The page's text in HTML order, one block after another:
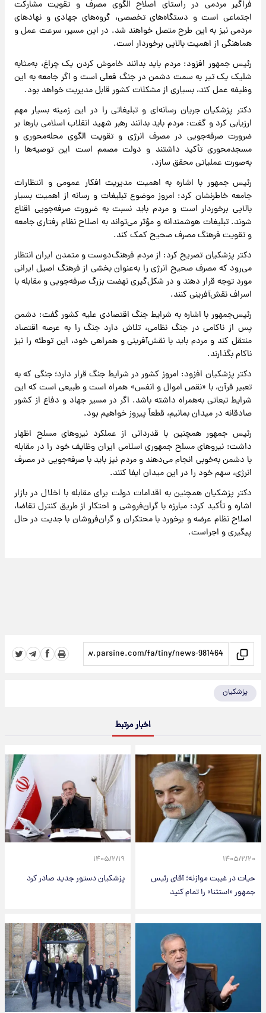
فراگیر مردمی در راستای اصلاح الگوی مصرف و تقویت مشارکت
اجتماعی است و دستگاه‌های تخصصی، گروه‌های جهادی و نهادهای
مردمی نیز به این طرح متصل خواهند شد. در این مسیر، سرعت عمل و
هماهنگی از اهمیت بالایی برخوردار است.
رئیس جمهور افزود: مردم باید بدانند خاموش کردن یک چراغ، به‌مثابه
شلیک یک تیر به سمت دشمن در جنگ فعلی است و اگر جامعه به این
وظیفه عمل کند، بسیاری از مشکلات کشور قابل مدیریت خواهد بود.
دکتر پزشکیان جریان رسانه‌ای و تبلیغاتی را در این زمینه بسیار مهم
ارزیابی کرد و گفت: مردم باید بدانند رهبر شهید انقلاب اسلامی بارها بر
ضرورت صرفه‌جویی در مصرف انرژی و تقویت الگوی محله‌محوری و
مسجد‌محوری تأکید داشتند و دولت مصمم است این توصیه‌ها را
به‌صورت عملیاتی محقق سازد.
رئیس جمهور با اشاره به اهمیت مدیریت افکار عمومی و انتظارات
جامعه خاطرنشان کرد: امروز موضوع تبلیغات و رسانه از اهمیت بسیار
بالایی برخوردار است و مردم باید نسبت به ضرورت صرفه‌جویی اقناع
شوند. تبلیغات هوشمندانه و مؤثر می‌تواند به اصلاح نظام رفتاری جامعه
و تقویت فرهنگ مصرف صحیح کمک کند.
دکتر پزشکیان تصریح کرد: از مردم فرهنگ‌دوست و متمدن ایران انتظار
می‌رود که مصرف صحیح انرژی را به‌عنوان بخشی از فرهنگ اصیل ایرانی
مورد توجه قرار دهند و در شکل‌گیری نهضت بزرگ صرفه‌جویی و مقابله با
اسراف نقش‌آفرینی کنند.
رئیس‌جمهور با اشاره به شرایط جنگ اقتصادی علیه کشور گفت: دشمن
پس از ناکامی در جنگ نظامی، تلاش دارد جنگ را به عرصه اقتصاد
منتقل کند و مردم باید با نقش‌آفرینی و همراهی خود، این توطئه را نیز
ناکام بگذارند.
دکتر پزشکیان افزود: امروز کشور در شرایط جنگ قرار دارد؛ جنگی که به
تعبیر قرآن، با «نقص اموال و انفس» همراه است و طبیعی است که این
شرایط تبعاتی به‌همراه داشته باشد. اگر در مسیر جهاد و دفاع از کشور
صادقانه در میدان بمانیم، قطعاً پیروز خواهیم بود.
رئیس جمهور همچنین با قدردانی از عملکرد نیروهای مسلح اظهار
داشت: نیروهای مسلح جمهوری اسلامی ایران وظایف خود را در مقابله
با دشمن به‌خوبی انجام می‌دهند و مردم نیز باید با صرفه‌جویی در مصرف
انرژی، سهم خود را در این میدان ایفا کنند.
دکتر پزشکیان همچنین به اقدامات دولت برای مقابله با اخلال در بازار
اشاره و تأکید کرد: مبارزه با گران‌فروشی و احتکار از طریق کنترل تقاضا،
اصلاح نظام عرضه و برخورد با محتکران و گران‌فروشان با جدیت در حال
پیگیری و اجراست.
پزشکیان
اخبار مرتبط
۱۴۰۵/۲/۲۰
حیات در غیبت موازنه؛ آقای رئیس
جمهور «استثنا» را تمام کنید
۱۴۰۵/۲/۱۹
پزشکیان دستور جدید صادر کرد